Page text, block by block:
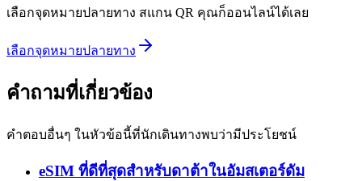
เลือกจุดหมายปลายทาง สแกน QR คุณก็ออนไลน์ได้เลย
เลือกจุดหมายปลายทาง
คำถามที่เกี่ยวข้อง
คำตอบอื่นๆ ในหัวข้อนี้ที่นักเดินทางพบว่ามีประโยชน์
eSIM ที่ดีที่สุดสำหรับดาต้าในอัมสเตอร์ดัม